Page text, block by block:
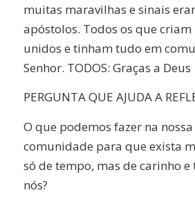
muitas maravilhas e sinais
apóstolos. Todos os que
unidos e tinham tudo em
Senhor. TODOS: Graças a Deus
PERGUNTA QUE AJUDA A
O que podemos fazer na
comunidade para que exista
só de tempo, mas de carinho
nós?